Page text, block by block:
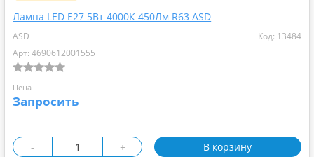
Лампа LED Е27 5Вт 4000К 450Лм R63 ASD
ASD
Код: 13484
Арт: 4690612001555
Цена
Запросить
- + В корзину